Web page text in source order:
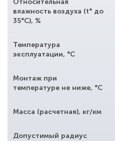
Относительная
влажность воздуха (t° до
35°С), %
Температура
эксплуатации, °С
Монтаж при
температуре не ниже, °С
Масса (расчетная), кг/км
Допустимый радиус